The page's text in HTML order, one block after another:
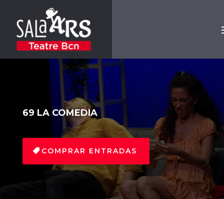
69 LA COMEDIA
COMPRAR ENTRADAS